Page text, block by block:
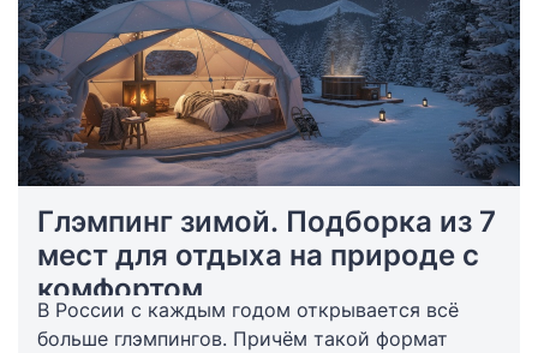
Глэмпинг зимой. Подборка из 7
мест для отдыха на природе с
комфортом
В России с каждым годом открывается всё
больше глэмпингов. Причём такой формат